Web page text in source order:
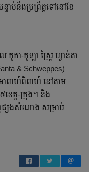
ន្ទាប់នឹងប្រព្រឹត្តទៅនៅខែ
កា-កូឡា ស្ព្រៃ ហ្វាន់តា
& Schweppes)
ពាហ៍ពិពាហ៍ នៅតាម
េត្ត-ក្រុង។ និង
ផ្សងសំណាង សម្រាប់